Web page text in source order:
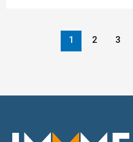
1 2 3